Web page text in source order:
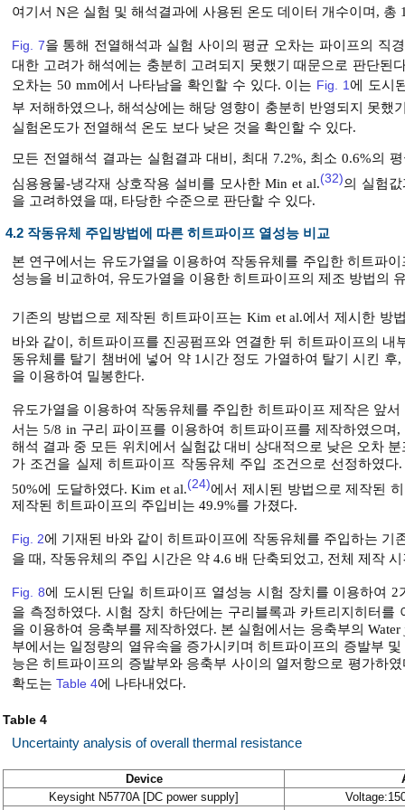
여기서 N은 실험 및 해석결과에 사용된 온도 데이터 개수이며, 총
Fig. 7을 통해 전열해석과 실험 사이의 평균 오차는 파이프의 직
대한 고려가 해석에는 충분히 고려되지 못했기 때문으로 판단된
오차는 50 mm에서 나타남을 확인할 수 있다. 이는 Fig. 1에 도시
부 저해하였으나, 해석상에는 해당 영향이 충분히 반영되지 못했
실험온도가 전열해석 온도 보다 낮은 것을 확인할 수 있다.
모든 전열해석 결과는 실험결과 대비, 최대 7.2%, 최소 0.6%의
심용융물-냉각재 상호작용 설비를 모사한 Min et al.(32)의 실험
을 고려하였을 때, 타당한 수준으로 판단할 수 있다.
4.2 작동유체 주입방법에 따른 히트파이프 열성능 비교
본 연구에서는 유도가열을 이용하여 작동유체를 주입한 히트파
성능을 비교하여, 유도가열을 이용한 히트파이프의 제조 방법의
기존의 방법으로 제작된 히트파이프는 Kim et al.에서 제시한 방
바와 같이, 히트파이프를 진공펌프와 연결한 뒤 히트파이프의 내
동유체를 탈기 챔버에 넣어 약 1시간 정도 가열하여 탈기 시킨
을 이용하여 밀봉한다.
유도가열을 이용하여 작동유체를 주입한 히트파이프 제작은 앞서
서는 5/8 in 구리 파이프를 이용하여 히트파이프를 제작하였으
해석 결과 중 모든 위치에서 실험값 대비 상대적으로 낮은 오차
가 조건을 실제 히트파이프 작동유체 주입 조건으로 선정하였
50%에 도달하였다. Kim et al.(24)에서 제시된 방법으로 제작된
제작된 히트파이프의 주입비는 49.9%를 가졌다.
Fig. 2에 기재된 바와 같이 히트파이프에 작동유체를 주입하는
을 때, 작동유체의 주입 시간은 약 4.6 배 단축되었고, 전체 제작
Fig. 8에 도시된 단일 히트파이프 열성능 시험 장치를 이용하여
을 측정하였다. 시험 장치 하단에는 구리블록과 카트리지히터를
을 이용하여 응축부를 제작하였다. 본 실험에서는 응축부의
부에서는 일정량의 열유속을 증가시키며 히트파이프의 증발부
능은 히트파이프의 증발부와 응축부 사이의 열저항으로 평가하
확도는 Table 4에 나타내었다.
Table 4
Uncertainty analysis of overall thermal resistance
Device
Keysight N5770A [DC power supply]